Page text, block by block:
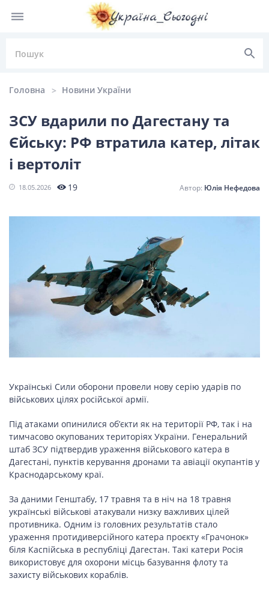
НОВИНИ УКРАЇНИ
Головні
новини
НОВИНИ СВІТУ
КАЛЕНДАР УГКЦ/РКЦ
Літургійні
читання
УГКЦ
ПОДОРОЖІ
Подорожі
Україною
Головна Новини України
ЗСУ вдарили по Дагестану та
Єйську: РФ втратила катер, літак
і вертоліт
18.05.2026 19 Юлія Нефедова
Українські Сили оборони провели нову серію ударів по
військових цілях російської армії.
Під атаками опинилися об’єкти як на території РФ, так і на
тимчасово окупованих територіях України. Генеральний
штаб ЗСУ підтвердив ураження військового катера в
Дагестані, пунктів керування дронами та авіації окупантів у
Краснодарському краї.
За даними Генштабу, 17 травня та в ніч на 18 травня
українські військові атакували низку важливих цілей
противника. Одним із головних результатів стало
ураження протидиверсійного катера проєкту «Грачонок»
біля Каспійська в республіці Дагестан. Такі катери Росія
використовує для охорони місць базування флоту та
захисту військових кораблів.